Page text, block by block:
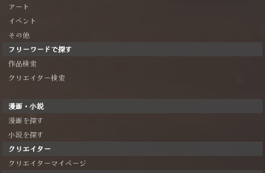
アート
イベント
その他
フリーワードで探す
作品検索
クリエイター検索
漫画・小説
漫画を探す
小説を探す
クリエイター
クリエイターマイページ